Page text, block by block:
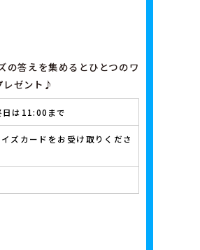
の答えを集めるとひとつのワ
レゼント♪
は11:00まで
ズカードをお受け取りくださ